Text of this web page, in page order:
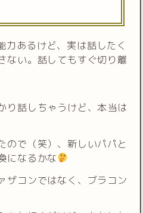
力あるけど、実は話したく
ない。話してもすぐ切り離
り話しちゃうけど、本当は
ので（笑）、新しいパパと
になるかな
ザコンではなく、ブラコン